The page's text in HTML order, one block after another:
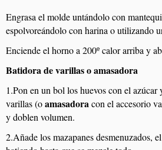
Engrasa el molde untándolo con
espolvoreándolo con harina o utilizando
Enciende el horno a 200º calor arriba y
Batidora de varillas o amasadora
1.Pon en un bol los huevos con el
varillas (oamasadora con el accesorio
y doblen volumen.
2.Añade los mazapanes desmenuzados,